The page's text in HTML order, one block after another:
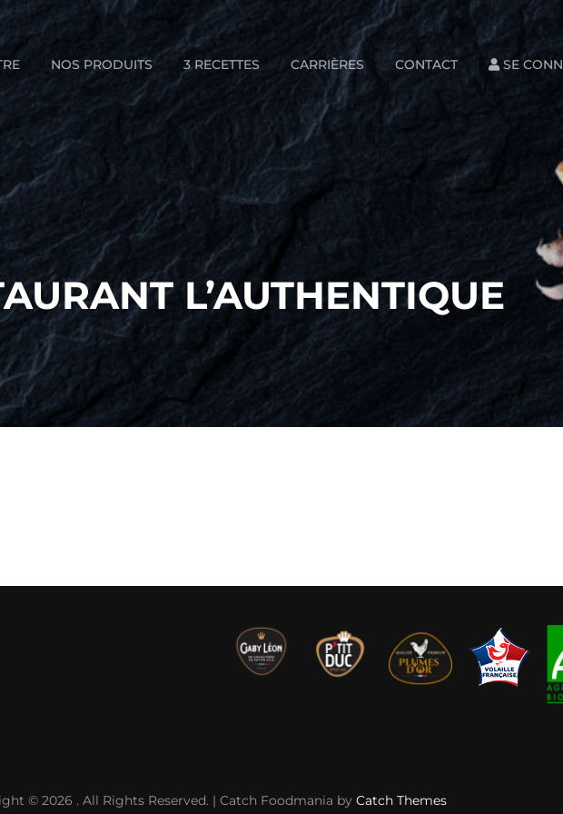
NOS PRODUITS 3 RECETTES CARRIÈRES CONTACT SE
L’AUTHENTIQUE
© 2026 . All Rights Reserved. | Catch Foodmania by Catch Themes